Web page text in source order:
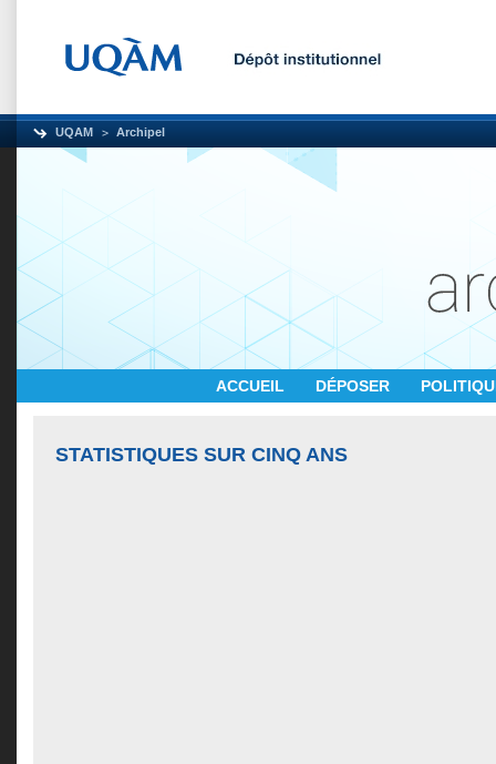
UQAM Archipel
ACCUEIL DÉPOSER
STATISTIQUES SUR CINQ ANS